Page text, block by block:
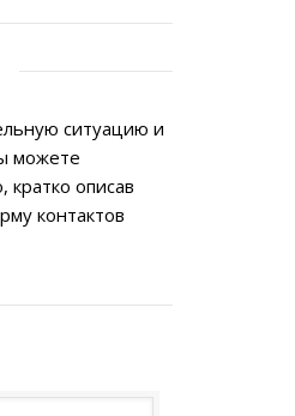
ситуацию и
можете
кратко описав
контактов